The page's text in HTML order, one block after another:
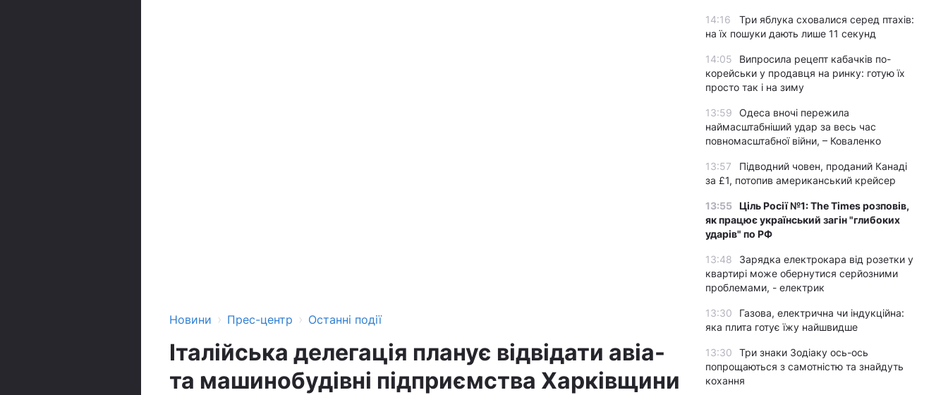
Новини › Прес-центр › Останні події
Італійська делегація планує відвідати авіа-
та машинобудівні підприємства Харківщини
14:16
Три яблука сховалися серед птахів:
на їх пошуки дають лише 11 секунд
14:05
Випросила рецепт кабачків по-
корейськи у продавця на ринку: готую їх
просто так і на зиму
13:59
Одеса вночі пережила
наймасштабніший удар за весь час
повномасштабної війни, – Коваленко
13:57
Підводний човен, проданий Канаді
за £1, потопив американський крейсер
13:55 Ціль Росії №1: The Times розповів,
як працює український загін "глибоких
ударів" по РФ
13:48
Зарядка електрокара від розетки у
квартирі може обернутися серйозними
проблемами, - електрик
13:30
Газова, електрична чи індукційна:
яка плита готує їжу найшвидше
13:30
Три знаки Зодіаку ось-ось
попрощаються з самотністю та знайдуть
кохання